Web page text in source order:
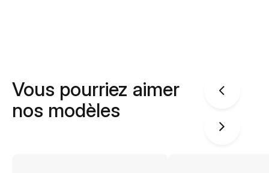
Vous pourriez aimer
nos modèles